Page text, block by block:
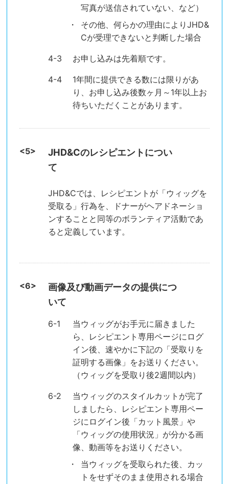
写真が送信されていない、など）
その他、何らかの理由によりJHD&
Cが受理できないと判断した場合
お申し込みは先着順です。
1年間に提供できる数には限りがあ
り、お申し込み後数ヶ月～1年以上お
待ちいただくことがあります。
JHD&Cのレシピエントについ
て
JHD&Cでは、レシピエントが「ウィッグを
受取る」行為を、ドナーがヘアドネーショ
ンすることと同等のボランティア活動であ
ると定義しています。
画像及び動画データの提供につ
いて
当ウィッグがお手元に届きました
ら、レシピエント専用ページにログ
イン後、速やかに下記の「受取りを
証明する画像」をお送りください。
（ウィッグを受取り後2週間以内）
当ウィッグのスタイルカットが完了
しましたら、レシピエント専用ペー
ジにログイン後「カット風景」や
「ウィッグの使用状況」が分かる画
像、動画等をお送りください。
当ウィッグを受取られた後、カッ
トをせずそのまま使用される場合